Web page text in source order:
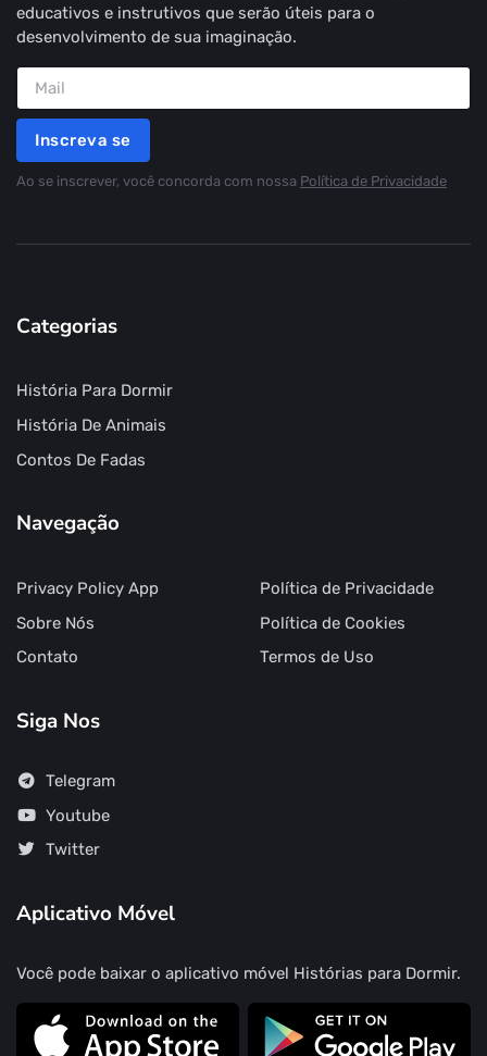
educativos e instrutivos que serão úteis para o
desenvolvimento de sua imaginação.
Inscreva se
Ao se inscrever, você concorda com nossa Política de Privacidade
Categorias
História Para Dormir
História De Animais
Contos De Fadas
Navegação
Privacy Policy App
Sobre Nós
Contato
Política de Privacidade
Política de Cookies
Termos de Uso
Siga Nos
Telegram
Youtube
Twitter
Aplicativo Móvel
Você pode baixar o aplicativo móvel Histórias para Dormir.